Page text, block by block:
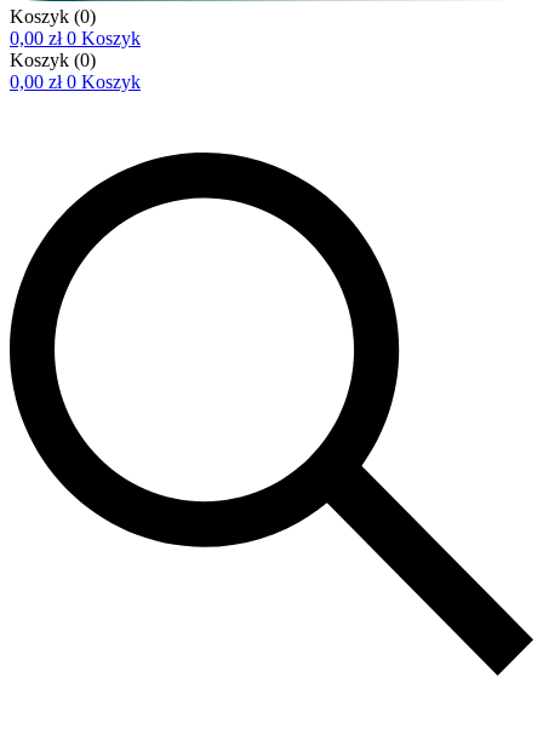
Koszyk (0)
0,00 zł 0 Koszyk
Koszyk (0)
0,00 zł 0 Koszyk